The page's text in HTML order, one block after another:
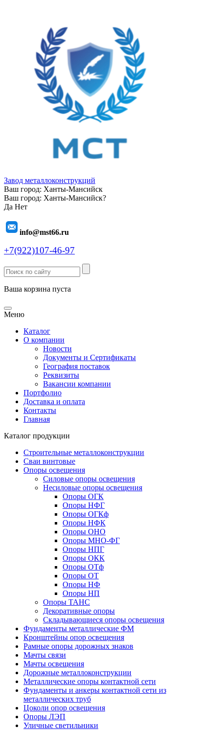
Завод металлоконструкций
Ваш город: Ханты-Мансийск
Ваш город: Ханты-Мансийск?
Да Нет
info@mst66.ru
+7(922)107-46-97
Ваша корзина пуста
Меню
Каталог
О компании
Новости
Документы и Сертификаты
География поставок
Реквизиты
Вакансии компании
Портфолио
Доставка и оплата
Контакты
Главная
Каталог продукции
Строительные металлоконструкции
Сваи винтовые
Опоры освещения
Силовые опоры освещения
Несиловые опоры освещения
Опоры ОГК
Опоры НФГ
Опоры ОГКф
Опоры НФК
Опоры ОНО
Опоры МНО-ФГ
Опоры НПГ
Опоры ОКК
Опоры ОТф
Опоры ОТ
Опоры НФ
Опоры НП
Опоры ТАНС
Декоративные опоры
Складывающиеся опоры освещения
Фундаменты металлические ФМ
Кронштейны опор освещения
Рамные опоры дорожных знаков
Мачты связи
Мачты освещения
Дорожные металлоконструкции
Металлические опоры контактной сети
Фундаменты и анкеры контактной сети из
металлических труб
Цоколи опор освещения
Опоры ЛЭП
Уличные светильники